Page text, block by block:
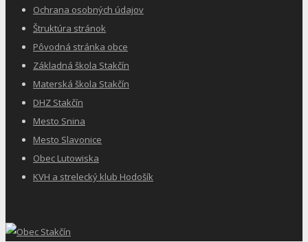
Ochrana osobných údajov
Štruktúra stránok
Pôvodná stránka obce
Základná škola Stakčín
Materská škola Stakčín
DHZ Stakčín
Mesto Snina
Mesto Slavonice
Obec Lutowiska
KVH a strelecký klub Hodošík